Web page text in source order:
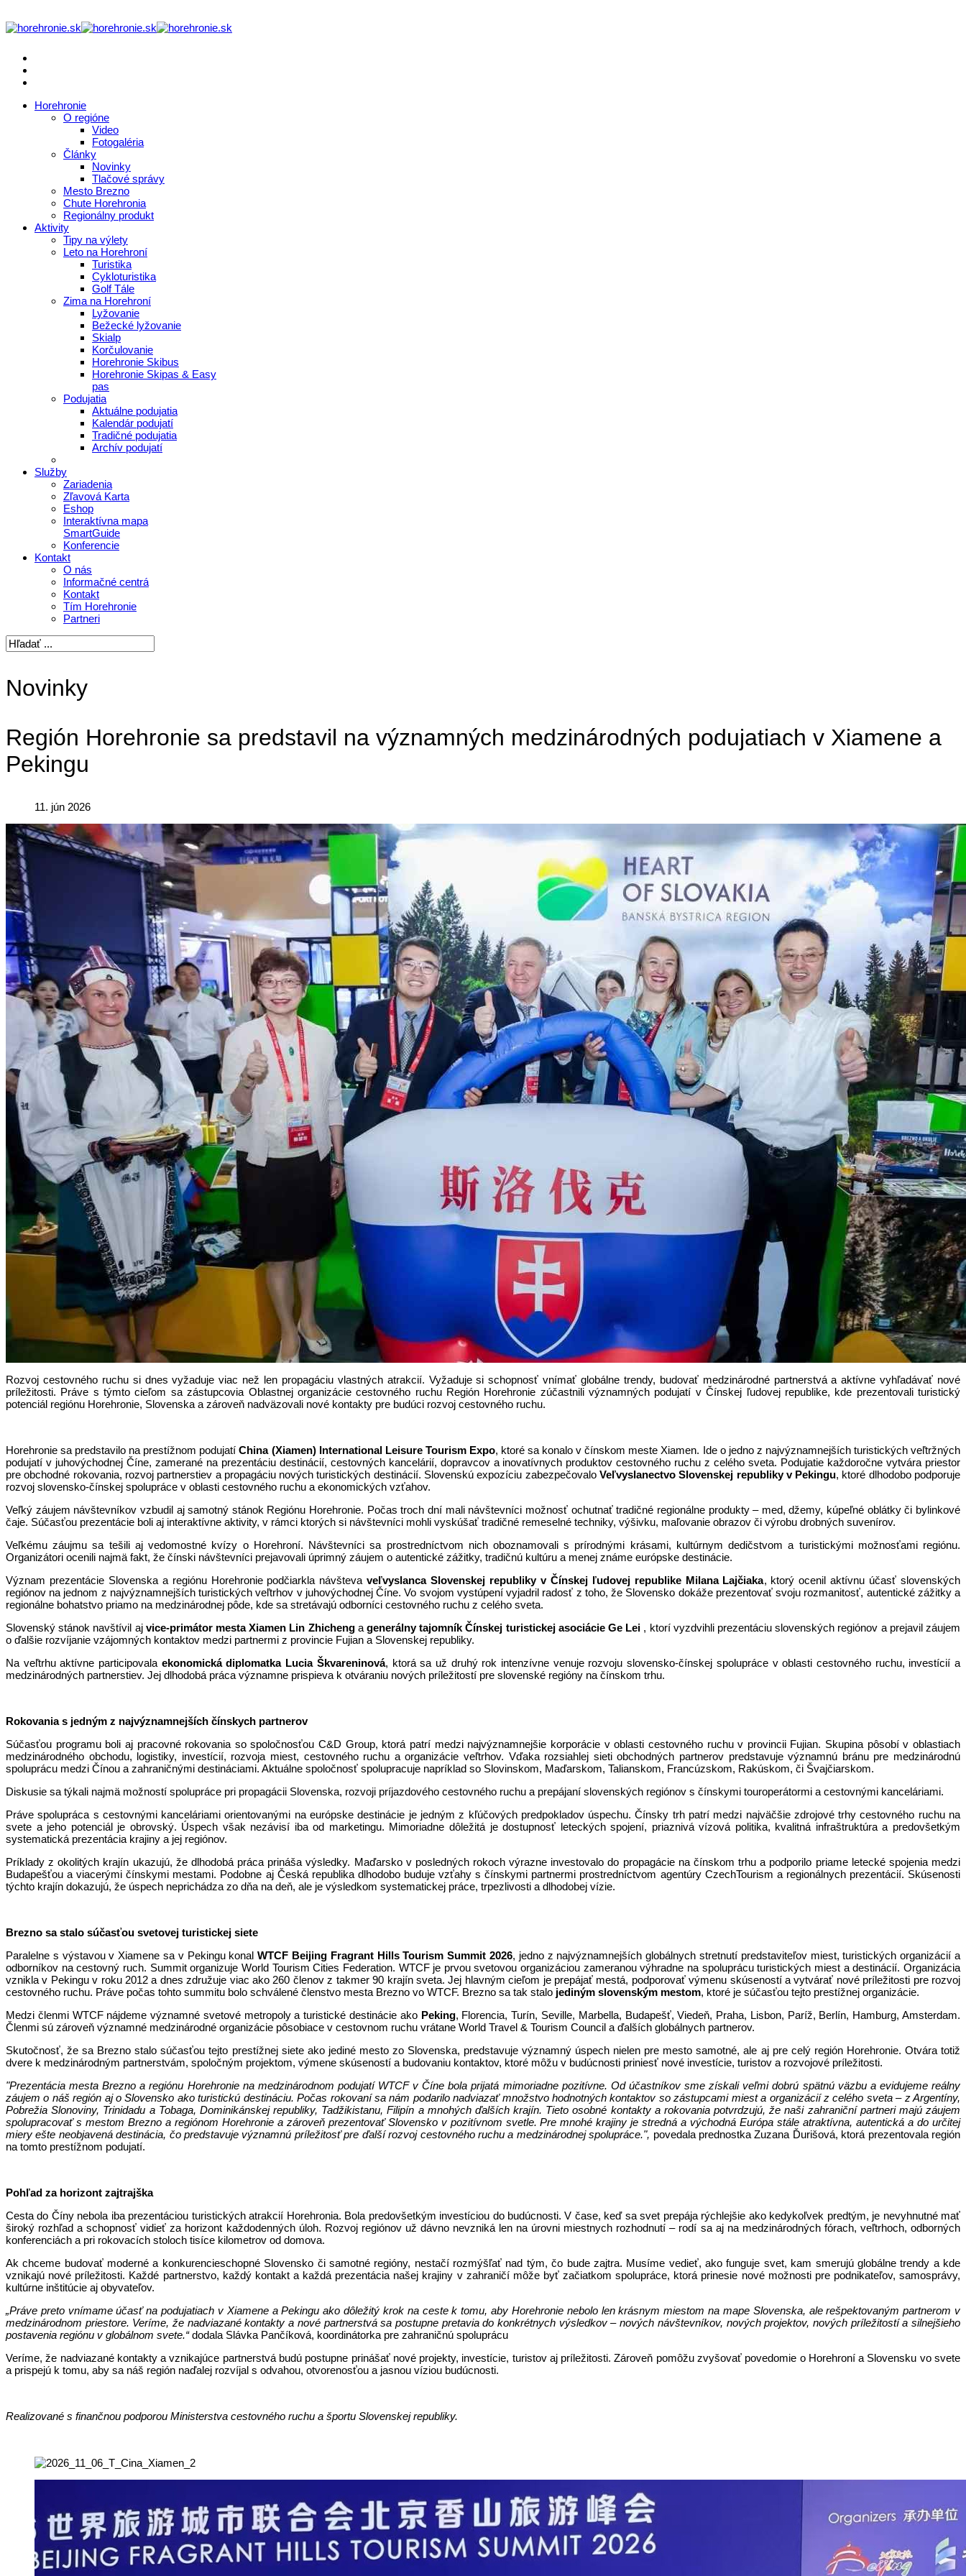
Horehronie
O regióne
Video
Fotogaléria
Články
Novinky
Tlačové správy
Mesto Brezno
Chute Horehronia
Regionálny produkt
Aktivity
Tipy na výlety
Leto na Horehroní
Turistika
Cykloturistika
Golf Tále
Zima na Horehroní
Lyžovanie
Bežecké lyžovanie
Skialp
Korčulovanie
Horehronie Skibus
Horehronie Skipas & Easy
pas
Podujatia
Aktuálne podujatia
Kalendár podujatí
Tradičné podujatia
Archív podujatí
Služby
Zariadenia
Zľavová Karta
Eshop
Interaktívna mapa
SmartGuide
Konferencie
Kontakt
O nás
Informačné centrá
Kontakt
Tím Horehronie
Partneri
Novinky
Región Horehronie sa predstavil na významných medzinárodných podujatiach v Xiamene a
Pekingu
11. jún 2026
Rozvoj cestovného ruchu si dnes vyžaduje viac než len propagáciu vlastných atrakcií. Vyžaduje si schopnosť vnímať globálne trendy, budovať medzinárodné partnerstvá a aktívne vyhľadávať nové
príležitosti. Práve s týmto cieľom sa zástupcovia Oblastnej organizácie cestovného ruchu Región Horehronie zúčastnili významných podujatí v Čínskej ľudovej republike, kde prezentovali turistický
potenciál regiónu Horehronie, Slovenska a zároveň nadväzovali nové kontakty pre budúci rozvoj cestovného ruchu.
Horehronie sa predstavilo na prestížnom podujatíChina (Xiamen) International Leisure Tourism Expo, ktoré sa konalo v čínskom meste Xiamen. Ide o jedno z najvýznamnejších turistických veľtržných
podujatí v juhovýchodnej Číne, zamerané na prezentáciu destinácií, cestovných kancelárií, dopravcov a inovatívnych produktov cestovného ruchu z celého sveta. Podujatie každoročne vytvára priestor
pre obchodné rokovania, rozvoj partnerstiev a propagáciu nových turistických destinácií. Slovenskú expozíciu zabezpečovalo Veľvyslanectvo Slovenskej republiky v Pekingu, ktoré dlhodobo podporuje
rozvoj slovensko-čínskej spolupráce v oblasti cestovného ruchu a ekonomických vzťahov.
Veľký záujem návštevníkov vzbudil aj samotný stánok Regiónu Horehronie. Počas troch dní mali návštevníci možnosť ochutnať tradičné regionálne produkty – med, džemy, kúpeľné oblátky či bylinkové
čaje. Súčasťou prezentácie boli aj interaktívne aktivity, v rámci ktorých si návštevníci mohli vyskúšať tradičné remeselné techniky, výšivku, maľovanie obrazov či výrobu drobných suvenírov.
Veľkému záujmu sa tešili aj vedomostné kvízy o Horehroní. Návštevníci sa prostredníctvom nich oboznamovali s prírodnými krásami, kultúrnym dedičstvom a turistickými možnosťami regiónu.
Organizátori ocenili najmä fakt, že čínski návštevníci prejavovali úprimný záujem o autentické zážitky, tradičnú kultúru a menej známe európske destinácie.
Význam prezentácie Slovenska a regiónu Horehronie podčiarkla návštevaveľvyslanca Slovenskej republiky v Čínskej ľudovej republike Milana Lajčiaka, ktorý ocenil aktívnu účasť slovenských
regiónov na jednom z najvýznamnejších turistických veľtrhov v juhovýchodnej Číne. Vo svojom vystúpení vyjadril radosť z toho, že Slovensko dokáže prezentovať svoju rozmanitosť, autentické zážitky a
regionálne bohatstvo priamo na medzinárodnej pôde, kde sa stretávajú odborníci cestovného ruchu z celého sveta.
Slovenský stánok navštívil aj vice-primátor mesta Xiamen Lin Zhicheng agenerálny tajomník Čínskej turistickej asociácie Ge Lei , ktorí vyzdvihli prezentáciu slovenských regiónov a prejavil záujem
o ďalšie rozvíjanie vzájomných kontaktov medzi partnermi z provincie Fujian a Slovenskej republiky.
Na veľtrhu aktívne participovala ekonomická diplomatka Lucia Škvareninová, ktorá sa už druhý rok intenzívne venuje rozvoju slovensko-čínskej spolupráce v oblasti cestovného ruchu, investícií a
medzinárodných partnerstiev. Jej dlhodobá práca významne prispieva k otváraniu nových príležitostí pre slovenské regióny na čínskom trhu.
Rokovania s jedným z najvýznamnejších čínskych partnerov
Súčasťou programu boli aj pracovné rokovania so spoločnosťou C&D Group, ktorá patrí medzi najvýznamnejšie korporácie v oblasti cestovného ruchu v provincii Fujian. Skupina pôsobí v oblastiach
medzinárodného obchodu, logistiky, investícií, rozvoja miest, cestovného ruchu a organizácie veľtrhov. Vďaka rozsiahlej sieti obchodných partnerov predstavuje významnú bránu pre medzinárodnú
spoluprácu medzi Čínou a zahraničnými destináciami. Aktuálne spoločnosť spolupracuje napríklad so Slovinskom, Maďarskom, Talianskom, Francúzskom, Rakúskom, či Švajčiarskom.
Diskusie sa týkali najmä možností spolupráce pri propagácii Slovenska, rozvoji príjazdového cestovného ruchu a prepájaní slovenských regiónov s čínskymi touroperátormi a cestovnými kanceláriami.
Práve spolupráca s cestovnými kanceláriami orientovanými na európske destinácie je jedným z kľúčových predpokladov úspechu. Čínsky trh patrí medzi najväčšie zdrojové trhy cestovného ruchu na
svete a jeho potenciál je obrovský. Úspech však nezávisí iba od marketingu. Mimoriadne dôležitá je dostupnosť leteckých spojení, priaznivá vízová politika, kvalitná infraštruktúra a predovšetkým
systematická prezentácia krajiny a jej regiónov.
Príklady z okolitých krajín ukazujú, že dlhodobá práca prináša výsledky. Maďarsko v posledných rokoch výrazne investovalo do propagácie na čínskom trhu a podporilo priame letecké spojenia medzi
Budapešťou a viacerými čínskymi mestami. Podobne aj Česká republika dlhodobo buduje vzťahy s čínskymi partnermi prostredníctvom agentúry CzechTourism a regionálnych prezentácií. Skúsenosti
týchto krajín dokazujú, že úspech neprichádza zo dňa na deň, ale je výsledkom systematickej práce, trpezlivosti a dlhodobej vízie.
Brezno sa stalo súčasťou svetovej turistickej siete
Paralelne s výstavou v Xiamene sa v Pekingu konalWTCF Beijing Fragrant Hills Tourism Summit 2026, jedno z najvýznamnejších globálnych stretnutí predstaviteľov miest, turistických organizácií a
odborníkov na cestovný ruch. Summit organizuje World Tourism Cities Federation. WTCF je prvou svetovou organizáciou zameranou výhradne na spoluprácu turistických miest a destinácií. Organizácia
vznikla v Pekingu v roku 2012 a dnes združuje viac ako 260 členov z takmer 90 krajín sveta. Jej hlavným cieľom je prepájať mestá, podporovať výmenu skúseností a vytvárať nové príležitosti pre rozvoj
cestovného ruchu. Práve počas tohto summitu bolo schválené členstvo mesta Brezno vo WTCF. Brezno sa tak stalo jediným slovenským mestom, ktoré je súčasťou tejto prestížnej organizácie.
Medzi členmi WTCF nájdeme významné svetové metropoly a turistické destinácie ako Peking, Florencia, Turín, Seville, Marbella, Budapešť, Viedeň, Praha, Lisbon, Paríž, Berlín, Hamburg, Amsterdam.
Členmi sú zároveň významné medzinárodné organizácie pôsobiace v cestovnom ruchu vrátane World Travel & Tourism Council a ďalších globálnych partnerov.
Skutočnosť, že sa Brezno stalo súčasťou tejto prestížnej siete ako jediné mesto zo Slovenska, predstavuje významný úspech nielen pre mesto samotné, ale aj pre celý región Horehronie. Otvára totiž
dvere k medzinárodným partnerstvám, spoločným projektom, výmene skúseností a budovaniu kontaktov, ktoré môžu v budúcnosti priniesť nové investície, turistov a rozvojové príležitosti.
"Prezentácia mesta Brezno a regiónu Horehronie na medzinárodnom podujatí WTCF v Číne bola prijatá mimoriadne pozitívne. Od účastníkov sme získali veľmi dobrú spätnú väzbu a evidujeme reálny
záujem o náš región aj o Slovensko ako turistickú destináciu. Počas rokovaní sa nám podarilo nadviazať množstvo hodnotných kontaktov so zástupcami miest a organizácií z celého sveta – z Argentíny,
Pobrežia Slonoviny, Trinidadu a Tobaga, Dominikánskej republiky, Tadžikistanu, Filipín a mnohých ďalších krajín. Tieto osobné kontakty a rokovania potvrdzujú, že naši zahraniční partneri majú záujem
spolupracovať s mestom Brezno a regiónom Horehronie a zároveň prezentovať Slovensko v pozitívnom svetle. Pre mnohé krajiny je stredná a východná Európa stále atraktívna, autentická a do určitej
miery ešte neobjavená destinácia, čo predstavuje významnú príležitosť pre ďalší rozvoj cestovného ruchu a medzinárodnej spolupráce.", povedala prednostka Zuzana Ďurišová, ktorá prezentovala región
na tomto prestížnom podujatí.
Pohľad za horizont zajtrajška
Cesta do Číny nebola iba prezentáciou turistických atrakcií Horehronia. Bola predovšetkým investíciou do budúcnosti. V čase, keď sa svet prepája rýchlejšie ako kedykoľvek predtým, je nevyhnutné mať
široký rozhľad a schopnosť vidieť za horizont každodenných úloh. Rozvoj regiónov už dávno nevzniká len na úrovni miestnych rozhodnutí – rodí sa aj na medzinárodných fórach, veľtrhoch, odborných
konferenciách a pri rokovacích stoloch tisíce kilometrov od domova.
Ak chceme budovať moderné a konkurencieschopné Slovensko či samotné regióny, nestačí rozmýšľať nad tým, čo bude zajtra. Musíme vedieť, ako funguje svet, kam smerujú globálne trendy a kde
vznikajú nové príležitosti. Každé partnerstvo, každý kontakt a každá prezentácia našej krajiny v zahraničí môže byť začiatkom spolupráce, ktorá prinesie nové možnosti pre podnikateľov, samosprávy,
kultúrne inštitúcie aj obyvateľov.
„Práve preto vnímame účasť na podujatiach v Xiamene a Pekingu ako dôležitý krok na ceste k tomu, aby Horehronie nebolo len krásnym miestom na mape Slovenska, ale rešpektovaným partnerom v
medzinárodnom priestore. Veríme, že nadviazané kontakty a nové partnerstvá sa postupne pretavia do konkrétnych výsledkov – nových návštevníkov, nových projektov, nových príležitostí a silnejšieho
postavenia regiónu v globálnom svete.“dodala Slávka Pančíková, koordinátorka pre zahraničnú spoluprácu
Veríme, že nadviazané kontakty a vznikajúce partnerstvá budú postupne prinášať nové projekty, investície, turistov aj príležitosti. Zároveň pomôžu zvyšovať povedomie o Horehroní a Slovensku vo svete
a prispejú k tomu, aby sa náš región naďalej rozvíjal s odvahou, otvorenosťou a jasnou víziou budúcnosti.
Realizované s finančnou podporou Ministerstva cestovného ruchu a športu Slovenskej republiky.